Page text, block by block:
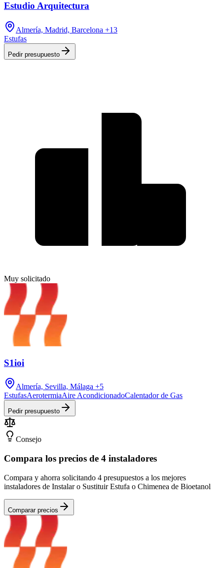
Estudio Arquitectura
Almería, Madrid, Barcelona +13
Estufas
Pedir presupuesto
Muy solicitado
S1ioi
Almería, Sevilla, Málaga +5
EstufasAerotermiaAire AcondicionadoCalentador de Gas
Pedir presupuesto
Consejo
Compara los precios de 4 instaladores
Compara y ahorra solicitando 4 presupuestos a los mejores
instaladores de Instalar o Sustituir Estufa o Chimenea de Bioetanol
Comparar precios